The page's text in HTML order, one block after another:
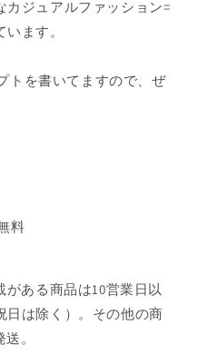
カジュアルファッション=
ます。
トを書いてますので、ぜ
料
がある商品は10営業日以
日は除く）。その他の商
。